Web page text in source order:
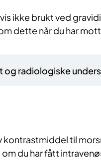
ikke brukt ved
dette når du har
og radiologiske
kontrastmiddel til
om du har fått